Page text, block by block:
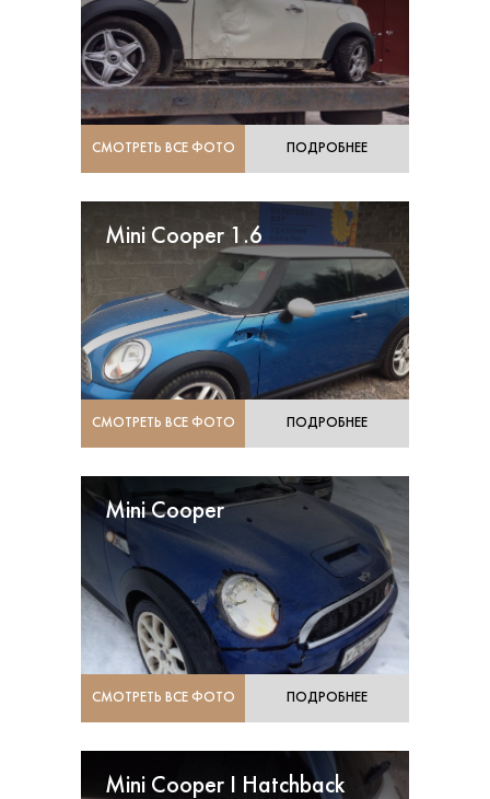
СМОТРЕТЬ ВСЕ ФОТО ПОДРОБНЕЕ
Mini Cooper 1.6
СМОТРЕТЬ ВСЕ ФОТО ПОДРОБНЕЕ
Mini Cooper
СМОТРЕТЬ ВСЕ ФОТО ПОДРОБНЕЕ
Mini Cooper I Hatchback